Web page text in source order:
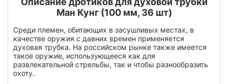
Ман Кунг (100 мм, 36 шт)
Среди племен, обитающих в засушливых местах, в
качестве оружия с давних времен применяется
духовая трубка. На российском рынке также имеется
такое оружие, использующееся как для
развлекательной стрельбы, так и чтобы разнообразить
охоту.